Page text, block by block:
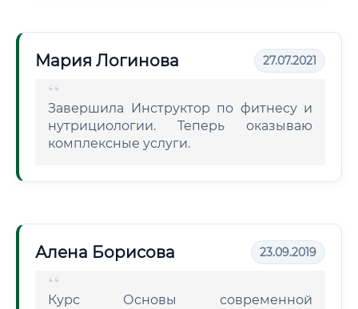
Мария Логинова 27.07.2021
Завершила Инструктор по фитнесу и
нутрициологии. Теперь оказываю
комплексные услуги.
Алена Борисова 23.09.2019
Курс Основы современной